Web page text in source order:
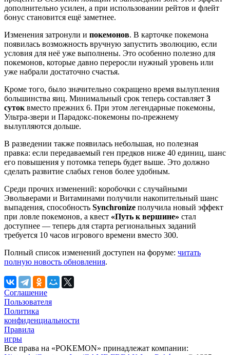
дополнительно усилен, а при использовании рейтов и флейт
бонус становится ещё заметнее.
Изменения затронули и покемонов. В карточке покемона
появилась возможность вручную запустить эволюцию, если
условия для неё уже выполнены. Это особенно полезно для
покемонов, которые давно переросли нужный уровень или
уже набрали достаточно счастья.
Кроме того, было значительно сокращено время вылупления
большинства яиц. Минимальный срок теперь составляет 3
суток вместо прежних 6. При этом легендарные покемоны,
Ультра-звери и Парадокс-покемоны по-прежнему
вылупляются дольше.
В разведении также появилась небольшая, но полезная
правка: если передаваемый ген предков ниже 40 единиц, шанс
его повышения у потомка теперь будет выше. Это должно
сделать развитие слабых генов более удобным.
Среди прочих изменений: коробочки с случайными
Эвольверами и Витаминами получили накопительный шанс
выпадения, способность Synchronize получила новый эффект
при ловле покемонов, а квест «Путь к вершине» стал
доступнее — теперь для старта региональных заданий
требуется 10 часов игрового времени вместо 300.
Полный список изменений доступен на форуме: читать
полную новость обновления.
Соглашение
Пользователя
Политика
конфиденциальности
Правила
игры
Все права на «POKEMON» принадлежат компании: